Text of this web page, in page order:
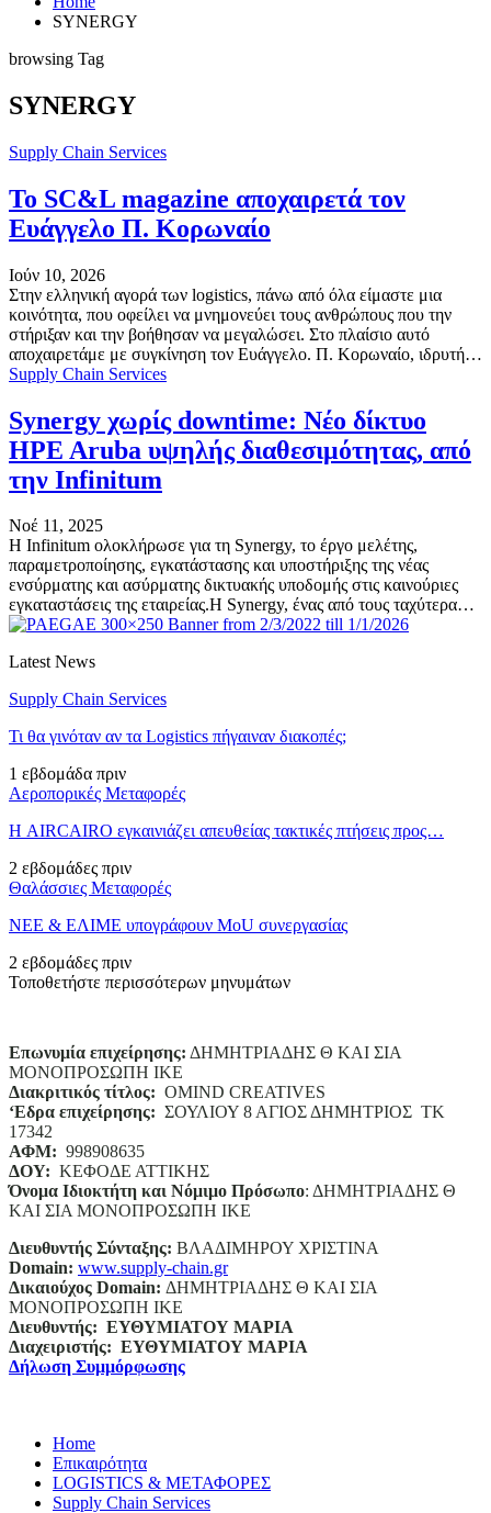
SYNERGY
browsing Tag
SYNERGY
Supply Chain Services
Το SC&L magazine αποχαιρετά τον
Ευάγγελο Π. Κορωναίο
Ιούν 10, 2026
Στην ελληνική αγορά των logistics, πάνω από όλα είμαστε μια
κοινότητα, που οφείλει να μνημονεύει τους ανθρώπους που την
στήριξαν και την βοήθησαν να μεγαλώσει. Στο πλαίσιο αυτό
αποχαιρετάμε με συγκίνηση τον Ευάγγελο. Π. Κορωναίο, ιδρυτή…
Supply Chain Services
Synergy χωρίς downtime: Nέο δίκτυο
HPE Aruba υψηλής διαθεσιμότητας, από
την Infinitum
Νοέ 11, 2025
Η Infinitum ολοκλήρωσε για τη Synergy, το έργο μελέτης,
παραμετροποίησης, εγκατάστασης και υποστήριξης της νέας
ενσύρματης και ασύρματης δικτυακής υποδομής στις καινούριες
εγκαταστάσεις της εταιρείας.Η Synergy, ένας από τους ταχύτερα…
Latest News
Supply Chain Services
Τι θα γινόταν αν τα Logistics πήγαιναν διακοπές;
1 εβδομάδα πριν
Αεροπορικές Μεταφορές
Η AIRCAIRO εγκαινιάζει απευθείας τακτικές πτήσεις προς…
2 εβδομάδες πριν
Θαλάσσιες Μεταφορές
ΝΕΕ & ΕΛΙΜΕ υπογράφουν MoU συνεργασίας
2 εβδομάδες πριν
Τοποθετήστε περισσότερων μηνυμάτων
Επωνυμία επιχείρησης: ΔΗΜΗΤΡΙΑΔΗΣ Θ ΚΑΙ ΣΙΑ
ΜΟΝΟΠΡΟΣΩΠΗ ΙΚΕ
Διακριτικός τίτλος: ΟΜΙΝD CREATIVES
‘Eδρα επιχείρησης: ΣΟΥΛΙΟΥ 8 ΑΓΙΟΣ ΔΗΜΗΤΡΙΟΣ ΤΚ
17342
ΑΦΜ: 998908635
ΔΟΥ: ΚΕΦΟΔΕ ΑΤΤΙΚΗΣ
Όνομα Ιδιοκτήτη και Νόμιμο Πρόσωπο: ΔΗΜΗΤΡΙΑΔΗΣ Θ
ΚΑΙ ΣΙΑ ΜΟΝΟΠΡΟΣΩΠΗ ΙΚΕ
Διευθυντής Σύνταξης: ΒΛΑΔΙΜΗΡΟΥ ΧΡΙΣΤΙΝΑ
Domain: www.supply-chain.gr
Δικαιούχος Domain: ΔΗΜΗΤΡΙΑΔΗΣ Θ ΚΑΙ ΣΙΑ
ΜΟΝΟΠΡΟΣΩΠΗ ΙΚΕ
Διευθυντής: ΕΥΘΥΜΙΑΤΟΥ ΜΑΡΙΑ
Διαχειριστής: ΕΥΘΥΜΙΑΤΟΥ ΜΑΡΙΑ
Δήλωση Συμμόρφωσης
Home
Επικαιρότητα
LOGISTICS & ΜΕΤΑΦΟΡΕΣ
Supply Chain Services